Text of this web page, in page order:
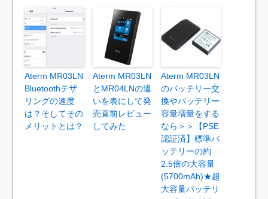
Aterm MR03LN
Bluetoothテザ
リングの速度
は？そしてその
メリットとは？
Aterm MR03LN
とMR04LNの違
いを表にして発
売直前レビュー
してみた
Aterm MR03LN
のバッテリー交
換やバッテリー
容量増量をする
なら＞＞【PSE
認証済】標準バ
ッテリーの約
2.5倍の大容量
(5700mAh)★超
大容量バッテリ